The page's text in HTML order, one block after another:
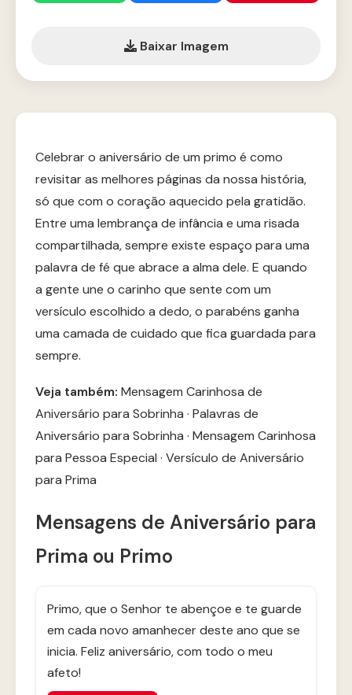
Baixar Imagem
Celebrar o aniversário de um primo é como
revisitar as melhores páginas da nossa história,
só que com o coração aquecido pela gratidão.
Entre uma lembrança de infância e uma risada
compartilhada, sempre existe espaço para uma
palavra de fé que abrace a alma dele. E quando
a gente une o carinho que sente com um
versículo escolhido a dedo, o parabéns ganha
uma camada de cuidado que fica guardada para
sempre.
Veja também: Mensagem Carinhosa de
Aniversário para Sobrinha · Palavras de
Aniversário para Sobrinha · Mensagem Carinhosa
para Pessoa Especial · Versículo de Aniversário
para Prima
Mensagens de Aniversário para
Prima ou Primo
Primo, que o Senhor te abençoe e te guarde
em cada novo amanhecer deste ano que se
inicia. Feliz aniversário, com todo o meu
afeto!